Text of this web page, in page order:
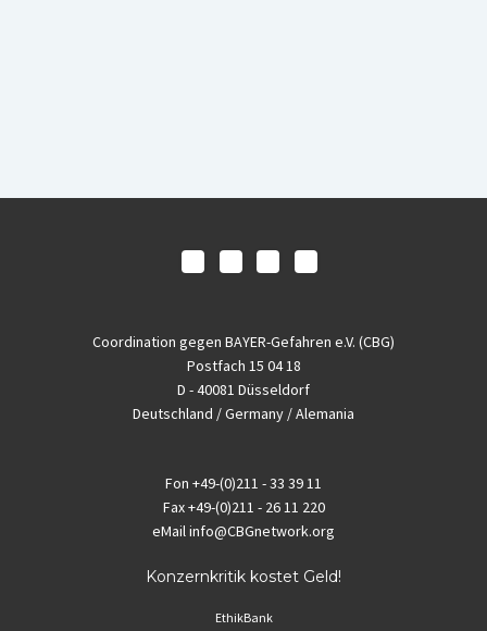
Coordination gegen BAYER-Gefahren e.V. (CBG)
Postfach 15 04 18
D - 40081 Düsseldorf
Deutschland / Germany / Alemania
Fon +49-(0)211 - 33 39 11
Fax+49-(0)211 - 26 11 220
eMailinfo@CBGnetwork.org
Konzernkritik kostet Geld!
EthikBank